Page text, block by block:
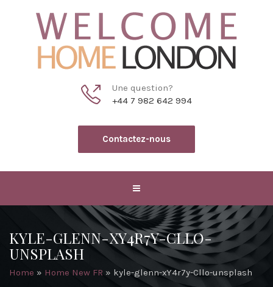
Une question?
+44 7 982 642 994
Contactez-nous
KYLE-GLENN-XY4R7Y-CLLO-
UNSPLASH
Home » Home New FR » kyle-glenn-xY4r7y-Cllo-unsplash